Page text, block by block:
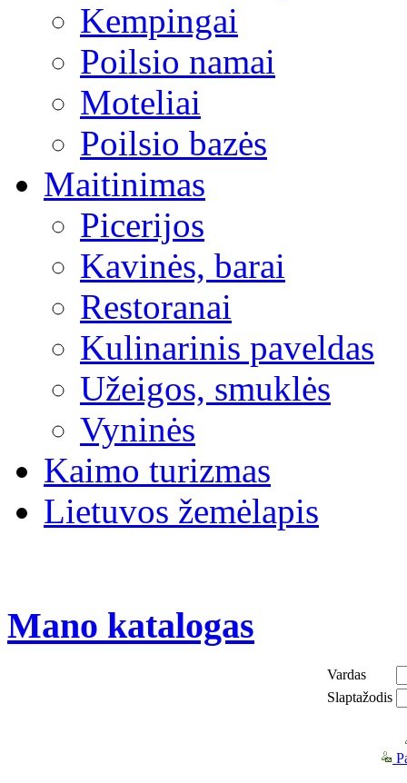
Kempingai
Poilsio namai
Moteliai
Poilsio bazės
Maitinimas
Picerijos
Kavinės, barai
Restoranai
Kulinarinis paveldas
Užeigos, smuklės
Vyninės
Kaimo turizmas
Lietuvos žemėlapis
Mano katalogas
Vardas
Slaptažodis